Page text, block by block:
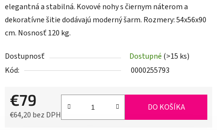
elegantná a stabilná. Kovové nohy s čiernym náterom a
dekoratívne šitie dodávajú moderný šarm. Rozmery: 54x56x90
cm. Nosnosť 120 kg.
Dostupnosť Dostupné (>15 ks)
Kód:
0000255793
€79
€64,20 bez DPH
DO KOŠÍKA